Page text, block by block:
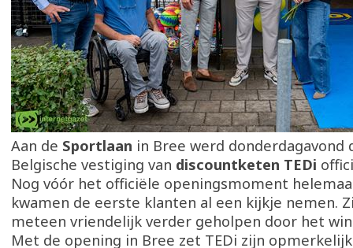
Aan de Sportlaan in Bree werd donderdagavond
Belgische vestiging van discountketen TEDi
Nog vóór het officiële openingsmoment
kwamen de eerste klanten al een kijkje nemen.
meteen vriendelijk verder geholpen door het
Met de opening in Bree zet TEDi zijn